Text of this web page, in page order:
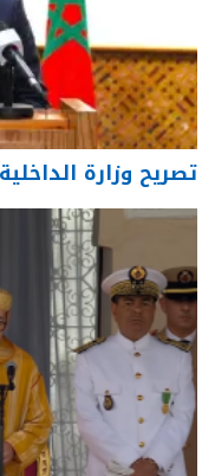
تصريح وزارة